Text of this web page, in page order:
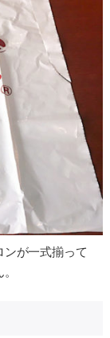
が一式揃って